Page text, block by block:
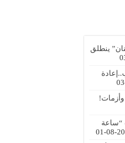
ينطلق
“ساعة